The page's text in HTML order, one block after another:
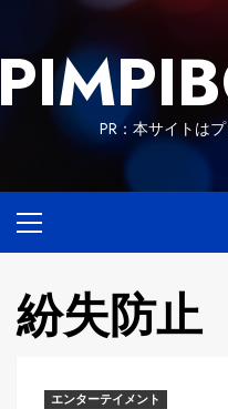
content
PR：本サイトは
Menu
紛失防止
エンターテイメント